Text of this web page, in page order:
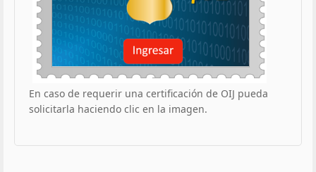
En caso de requerir una certificación de OIJ pueda
solicitarla haciendo clic en la imagen.